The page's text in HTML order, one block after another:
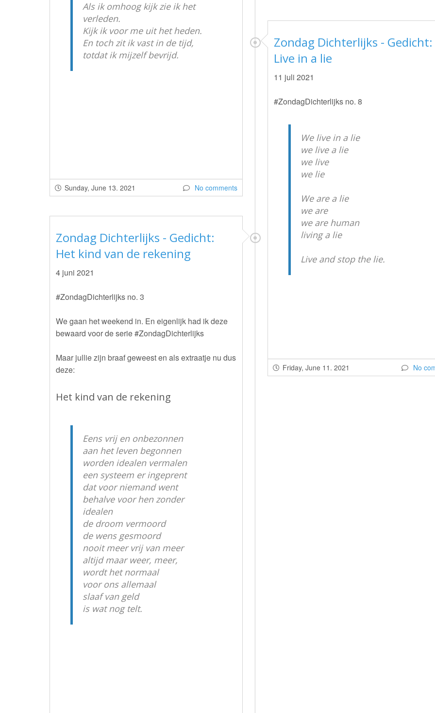
Als ik omhoog kijk zie ik het
verleden.
Kijk ik voor me uit het heden.
En toch zit ik vast in de tijd,
totdat ik mijzelf bevrijd.
Sunday, June 13. 2021 No comments
Zondag Dichterlijks - Gedicht:
Live in a lie
11 juli 2021
#ZondagDichterlijks no. 8
We live in a lie
we live a lie
we live
we lie
We are a lie
we are
we are human
living a lie
Live and stop the lie.
Friday, June 11. 2021 No
Zondag Dichterlijks - Gedicht:
Het kind van de rekening
4 juni 2021
#ZondagDichterlijks no. 3
We gaan het weekend in. En eigenlijk had ik deze
bewaard voor de serie #ZondagDichterlijks
Maar jullie zijn braaf geweest en als extraatje nu dus
deze:
Het kind van de rekening
Eens vrij en onbezonnen
aan het leven begonnen
worden idealen vermalen
een systeem er ingeprent
dat voor niemand went
behalve voor hen zonder
idealen
de droom vermoord
de wens gesmoord
nooit meer vrij van meer
altijd maar weer, meer,
wordt het normaal
voor ons allemaal
slaaf van geld
is wat nog telt.